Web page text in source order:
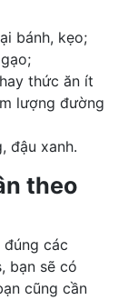
bánh, kẹo;
thức ăn ít
lượng đường
đậu xanh.
theo
các
bạn sẽ có
cũng cần